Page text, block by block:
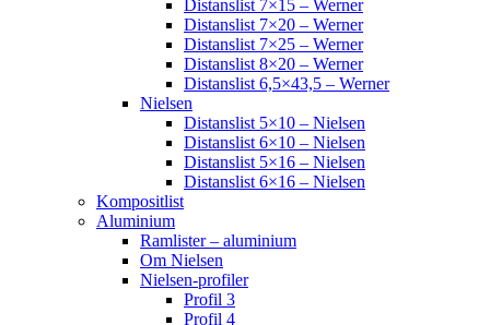
Distanslist 7×15 – Werner
Distanslist 7×20 – Werner
Distanslist 7×25 – Werner
Distanslist 8×20 – Werner
Distanslist 6,5×43,5 – Werner
Nielsen
Distanslist 5×10 – Nielsen
Distanslist 6×10 – Nielsen
Distanslist 5×16 – Nielsen
Distanslist 6×16 – Nielsen
Kompositlist
Aluminium
Ramlister – aluminium
Om Nielsen
Nielsen-profiler
Profil 3
Profil 4